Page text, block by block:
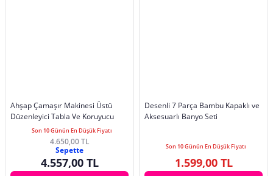
Ahşap Çamaşır Makinesi Üstü
Düzenleyici Tabla Ve Koruyucu
Son 10 Günün En Düşük Fiyatı
4.650,00 TL
Sepette
4.557,00 TL
Desenli 7 Parça Bambu Kapaklı ve
Aksesuarlı Banyo Seti
Son 10 Günün En Düşük Fiyatı
1.599,00 TL